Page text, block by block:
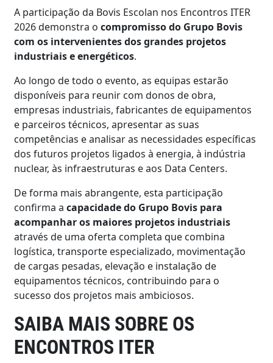
A participação da Bovis Escolan nos Encontros ITER
2026 demonstra ocompromisso do Grupo Bovis
com os intervenientes dos grandes projetos
industriais e energéticos.
Ao longo de todo o evento, as equipas estarão
disponíveis para reunir com donos de obra,
empresas industriais, fabricantes de equipamentos
e parceiros técnicos, apresentar as suas
competências e analisar as necessidades específicas
dos futuros projetos ligados à energia, à indústria
nuclear, às infraestruturas e aos Data Centers.
De forma mais abrangente, esta participação
confirma acapacidade do Grupo Bovis para
acompanhar os maiores projetos industriais
através de uma oferta completa que combina
logística, transporte especializado, movimentação
de cargas pesadas, elevação e instalação de
equipamentos técnicos, contribuindo para o
sucesso dos projetos mais ambiciosos.
SAIBA MAIS SOBRE OS
ENCONTROS ITER